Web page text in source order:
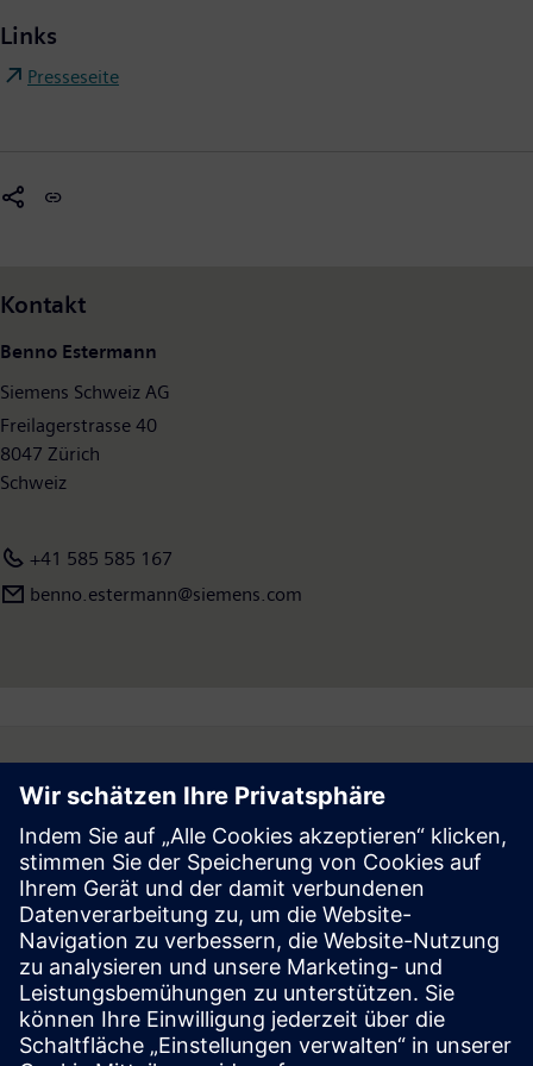
Links
Presseseite
Kontakt
Benno Estermann
Siemens Schweiz AG
Freilagerstrasse 40
8047 Zürich
Schweiz
+41 585 585 167
benno.estermann@siemens.com
Follow
Presse | Siemens
© Siemens 1996 – 2026
Impressum